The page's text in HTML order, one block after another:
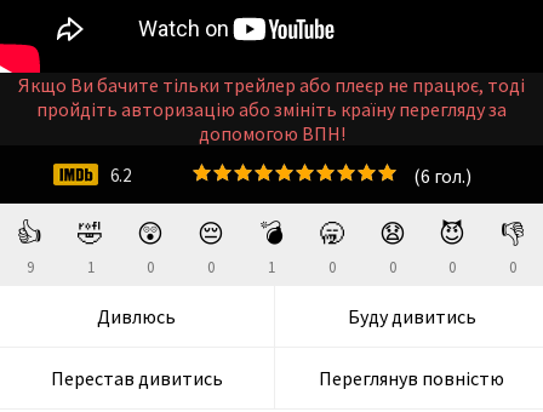
👍
9
🤣
1
😲
0
😔
0
💣
1
🥱
0
😧
0
😈
0
👎
0
Дивлюсь Буду дивитись
Перестав дивитись Переглянув повністю
(6 гол.)
6.2
Якщо Ви бачите тільки трейлер або плеєр не працює, тоді
пройдіть авторизацію або змініть країну перегляду за
допомогою ВПН!